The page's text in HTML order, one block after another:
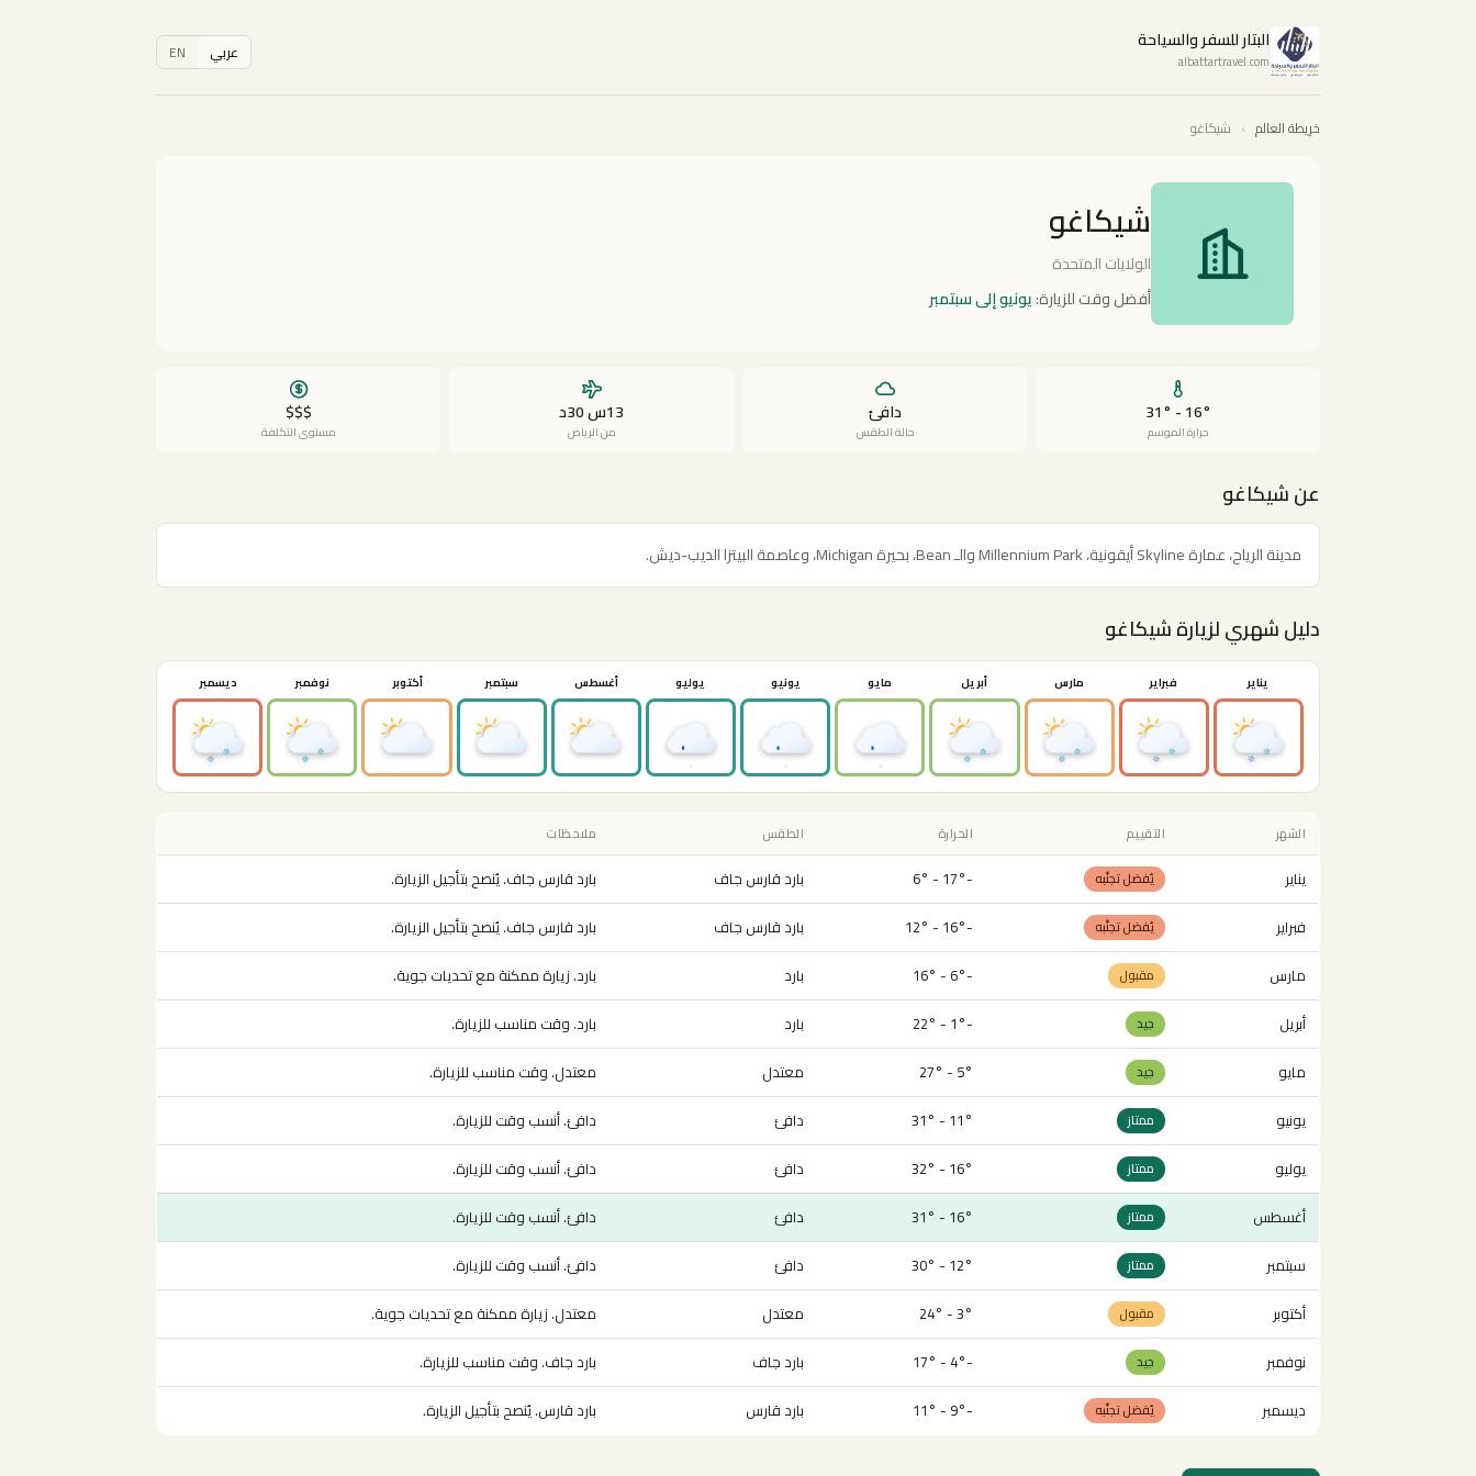
البتار للسفر والسياحة
albattartravel.com عربي EN
خريطة العالم › شيكاغو
شيكاغو
الولايات المتحدة
أفضل وقت للزيارة:يونيو إلى سبتمبر
16° - 31°
حرارة الموسم
دافئ
حالة الطقس
13س 30د
من الرياض
$$$
مستوى التكلفة
عن شيكاغو
مدينة الرياح، عمارة Skyline أيقونية، Millennium Park والـ Bean، بحيرة Michigan، وعاصمة البيتزا الديب-ديش.
دليل شهري لزيارة شيكاغو
يناير فبراير مارس أبريل مايو يونيو يوليو أغسطس سبتمبر أكتوبر نوفمبر ديسمبر
الشهر التقييم الحرارة الطقس ملاحظات
يناير يُفضل تجنّبه -17° - 6° بارد قارس جاف
بارد قارس جاف. يُنصح بتأجيل الزيارة.
فبراير
يُفضل تجنّبه -16° - 12° بارد قارس جاف
بارد قارس جاف. يُنصح بتأجيل الزيارة.
مارس
مقبول -6° - 16° بارد
بارد. زيارة ممكنة مع تحديات جوية.
أبريل
جيد -1° - 22° بارد
بارد. وقت مناسب للزيارة.
مايو
جيد 5° - 27° معتدل
معتدل. وقت مناسب للزيارة.
يونيو
ممتاز 11° - 31° دافئ
دافئ. أنسب وقت للزيارة.
يوليو
ممتاز 16° - 32° دافئ
دافئ. أنسب وقت للزيارة.
أغسطس
ممتاز 16° - 31° دافئ
دافئ. أنسب وقت للزيارة.
سبتمبر
ممتاز 12° - 30° دافئ
دافئ. أنسب وقت للزيارة.
أكتوبر
مقبول 3° - 24° معتدل
معتدل. زيارة ممكنة مع تحديات جوية.
نوفمبر
جيد -4° - 17° بارد جاف
بارد جاف. وقت مناسب للزيارة.
ديسمبر
يُفضل تجنّبه -9° - 11° بارد قارس بارد قارس. يُنصح بتأجيل الزيارة.